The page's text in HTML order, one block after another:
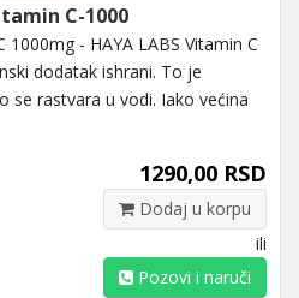
C-1000
1000mg - HAYA LABS Vitamin C
dodatak ishrani. To je
se rastvara u vodi. Iako većina
1290,00 RSD
Dodaj u korpu
ili
Pozovi i naruči